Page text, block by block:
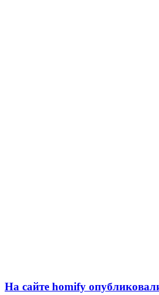
На сайте homify